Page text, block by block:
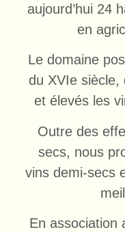
aujourd’hui 24
en
Le domaine
du XVIe siècle,
et élevés les
Outre des
secs, nous
vins demi-secs
En association